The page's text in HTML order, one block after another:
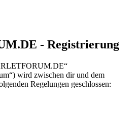
- Registrierung
wird zwischen dir und dem
Regelungen geschlossen: